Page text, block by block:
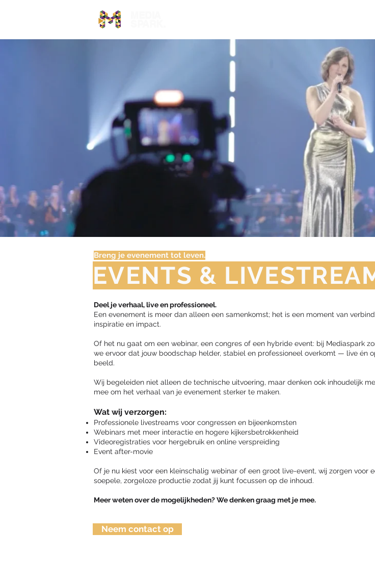
Breng je evenement tot leven.
EVENTS &
Deel je verhaal, live en professioneel.
Een evenement is meer dan alleen een samenkomst; het is een moment van
inspiratie en impact.
Of het nu gaat om een webinar, een congres of een hybride event: bij Mediaspark
we ervoor dat jouw boodschap helder, stabiel en professioneel overkomt — live én
beeld.
Wij begeleiden niet alleen de technische uitvoering, maar denken ook inhoudelijk
mee om het verhaal van je evenement sterker te maken.
Wat wij verzorgen:
Professionele livestreams voor congressen en bijeenkomsten
Webinars met meer interactie en hogere kijkersbetrokkenheid
Videoregistraties voor hergebruik en online verspreiding
Event after-movie
Of je nu kiest voor een kleinschalig webinar of een groot live-event, wij zorgen voor
soepele, zorgeloze productie zodat jij kunt focussen op de inhoud.
Meer weten over de mogelijkheden? We denken graag met je mee.
Neem contact op